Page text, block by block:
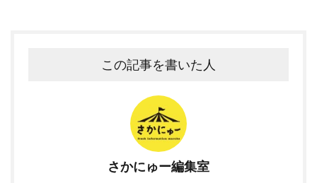
この記事を書いた人
さかにゅー編集室